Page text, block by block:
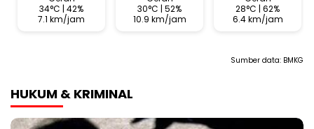
34°C | 42%
7.1 km/jam
30°C | 52%
10.9 km/jam
28°C | 62%
6.4 km/jam
Sumber data: BMKG
HUKUM & KRIMINAL